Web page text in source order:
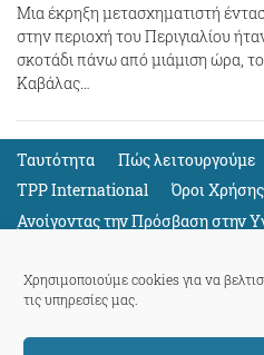
Χρησιμοποιούμε cookies για να
τις υπηρεσίες μας.
Μια έκρηξη μετασχηματιστή
στην περιοχή του Περιγιαλίου
σκοτάδι πάνω από μιάμιση ώρα,
Καβάλας…
Ταυτότητα Πώς λειτουργούμε
TPP International
Όροι Χρήσης
Ανοίγοντας την Πρόσβαση στην
Όλους